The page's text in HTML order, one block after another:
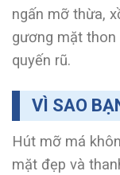
ngấn mỡ thừa,
gương mặt thon
quyến rũ.
VÌ SAO
Hút mỡ má
mặt đẹp và